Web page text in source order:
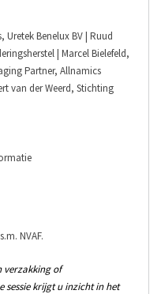
Uretek Benelux BV | Ruud
| Marcel Bielefeld,
Partner, Allnamics
van der Weerd, Stichting
NVAF.
verzakking of
sessie krijgt u inzicht in het